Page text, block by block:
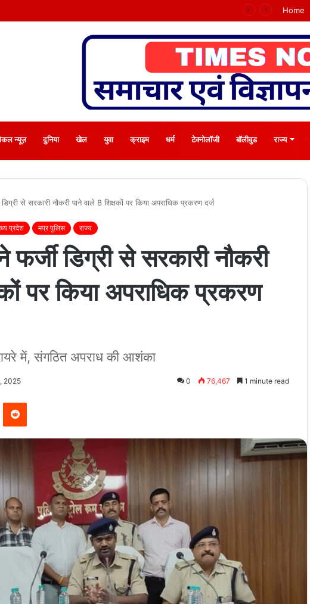
Scam in Ashoknagar Bypass Project Home
न्यूज़ दुनिया खेल युवा क्राइम धर्म टेक्नोलॉजी बॉलीवुड राज्य
से सरकारी नौकरी पाने वाले 8 शिक्षकों पर किया अपराधिक प्रकरण दर्ज
प्रदेश मप्र पुलिस राज्य
डिग्री से सरकारी नौकरी
पर किया अपराधिक प्रकरण
में, संगठित अपराध की आशंका
2025 0 76,467 1 minute read
Reddit